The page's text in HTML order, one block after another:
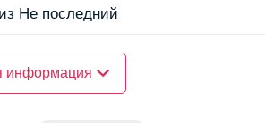
из Не последний
информация